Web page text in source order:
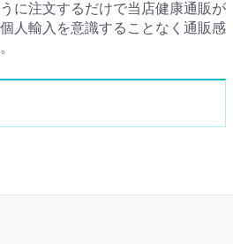
に注文するだけで当店健康通販が
人輸入を意識することなく通販感